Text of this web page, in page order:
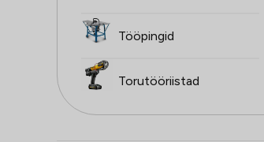
Tööpingid
Torutööriistad